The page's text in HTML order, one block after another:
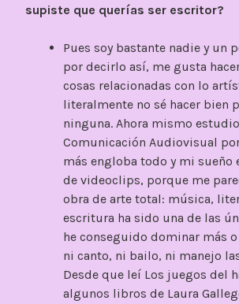
supiste que querías ser escritor?
Pues soy bastante nadie y un
por decirlo así, me gusta
cosas relacionadas con lo
literalmente no sé hacer bien
ninguna. Ahora mismo
Comunicación Audiovisual
más engloba todo y mi sueño
de videoclips, porque me
obra de arte total: música,
escritura ha sido una de las
he conseguido dominar más
ni canto, ni bailo, ni manejo
Desde que leí Los juegos del
algunos libros de Laura